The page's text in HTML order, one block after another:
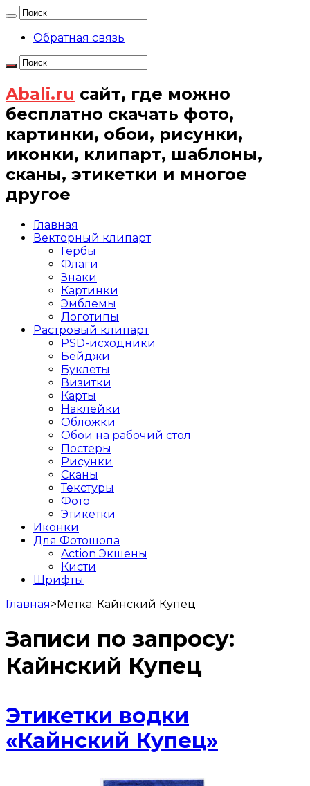
Обратная связь
Abali.ru сайт, где можно
бесплатно скачать фото,
картинки, обои, рисунки,
иконки, клипарт, шаблоны,
сканы, этикетки и многое
другое
Главная
Векторный клипарт
Гербы
Флаги
Знаки
Картинки
Эмблемы
Логотипы
Растровый клипарт
PSD-исходники
Бейджи
Буклеты
Визитки
Карты
Наклейки
Обложки
Обои на рабочий стол
Постеры
Рисунки
Сканы
Текстуры
Фото
Этикетки
Иконки
Для Фотошопа
Action Экшены
Кисти
Шрифты
Главная>Метка: Кайнский Купец
Записи по запросу:
Кайнский Купец
Этикетки водки
«Кайнский Купец»